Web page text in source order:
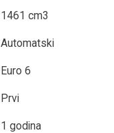
1461 cm3
Automatski
Euro 6
Prvi
1 godina